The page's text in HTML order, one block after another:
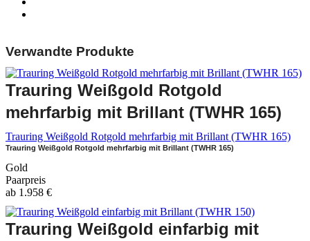
Verwandte Produkte
Trauring Weißgold Rotgold
mehrfarbig mit Brillant (TWHR 165)
Trauring Weißgold Rotgold mehrfarbig mit Brillant (TWHR 165)
Trauring Weißgold Rotgold mehrfarbig mit Brillant (TWHR 165)
Gold
Paarpreis
ab 1.958 €
Trauring Weißgold einfarbig mit